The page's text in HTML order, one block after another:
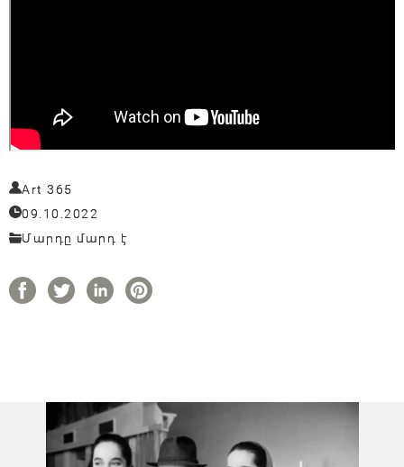
Art 365
09.10.2022
Մարդը մարդ է